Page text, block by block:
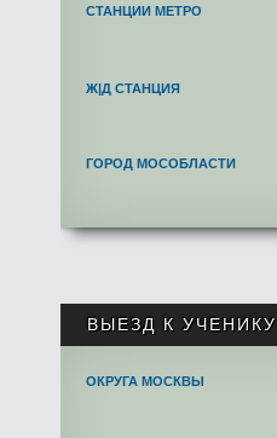
СТАНЦИИ МЕТРО
Ж|Д СТАНЦИЯ
ГОРОД МОСОБЛАСТИ
ВЫЕЗД К УЧЕНИКУ
ОКРУГА МОСКВЫ